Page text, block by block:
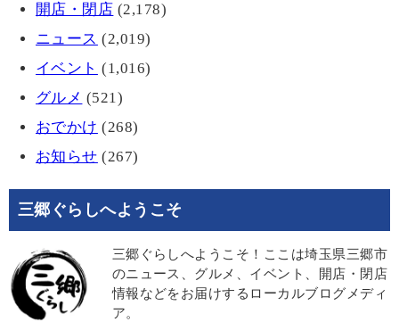
開店・閉店 (2,178)
ニュース (2,019)
イベント (1,016)
グルメ (521)
おでかけ (268)
お知らせ (267)
三郷ぐらしへようこそ
三郷ぐらしへようこそ！ここは埼玉県三郷市
のニュース、グルメ、イベント、開店・閉店
情報などをお届けするローカルブログメディ
ア。